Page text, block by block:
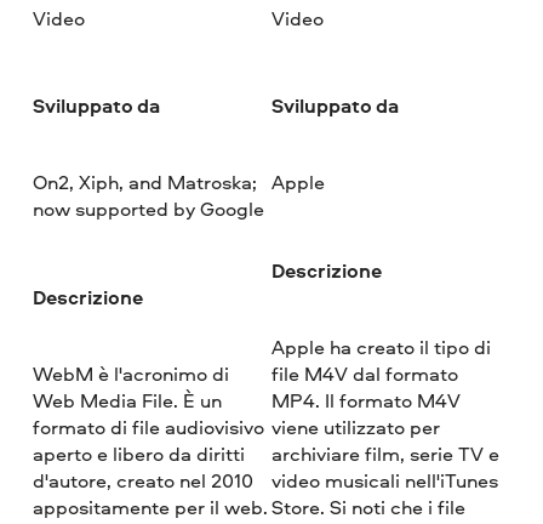
Video
Sviluppato da
On2, Xiph, and Matroska;
now supported by Google
Descrizione
WebM è l'acronimo di
Web Media File. È un
formato di file audiovisivo
aperto e libero da diritti
d'autore, creato nel 2010
appositamente per il web.
Video
Sviluppato da
Apple
Descrizione
Apple ha creato il tipo di
file M4V dal formato
MP4. Il formato M4V
viene utilizzato per
archiviare film, serie TV e
video musicali nell'iTunes
Store. Si noti che i file